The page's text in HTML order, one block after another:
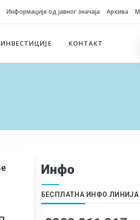
Информације од јавног значаја Архива
КОНТАКТ
Инфо
БЕСПЛАТНА ИНФО ЛИНИЈА